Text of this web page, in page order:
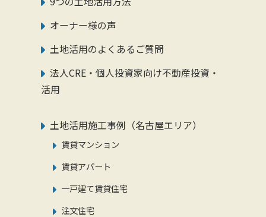
オーナー様の声
土地活用のよくあるご質問
法人CRE・個人投資家向け不動産投資・
活用
土地活用施工事例（名古屋エリア）
賃貸マンション
賃貸アパート
一戸建て賃貸住宅
注文住宅